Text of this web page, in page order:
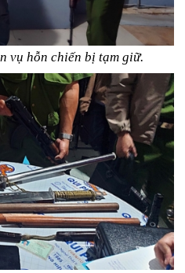
vụ hỗn chiến bị tạm giữ.